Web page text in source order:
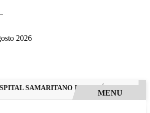
2026
SAMARITANO HIGIENÓPOLIS
MENU